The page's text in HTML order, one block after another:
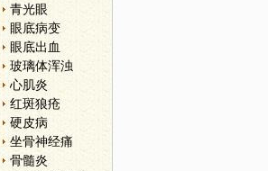
青光眼
眼底病变
眼底出血
玻璃体浑浊
心肌炎
红斑狼疮
硬皮病
坐骨神经痛
骨髓炎